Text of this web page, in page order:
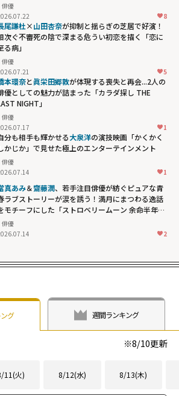
俳優
8
尾謙杜×山田杏奈が抑制と揺らぎの芝居で好演！
次ぐ不審死の陰で深まる危うい初恋を描く「恋に
る病」
俳優
5
本環奈と眞栄田郷敦が体現する喪失と再会...2人の
優としての魅力が詰まった「カラダ探し THE
NIGHT」
俳優
1
分も相手も輝かせる大泉洋の演技――映画「かくかく
かじか」で見せた極上のエンターテインメント
俳優
1
真あみ＆齋藤潤、若手注目俳優が紡ぐピュアな青
ラブストーリーが涙を誘う！満月にまつわる逸話
モチーフにした「ストロベリームーン 余命半年の
」
俳優
2
グ 週間ランキング
※8/10更新
11(火) 8/12(水) 8/13(木)